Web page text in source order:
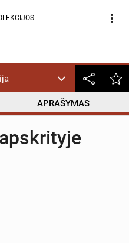
more_vert
APRAŠYMAS